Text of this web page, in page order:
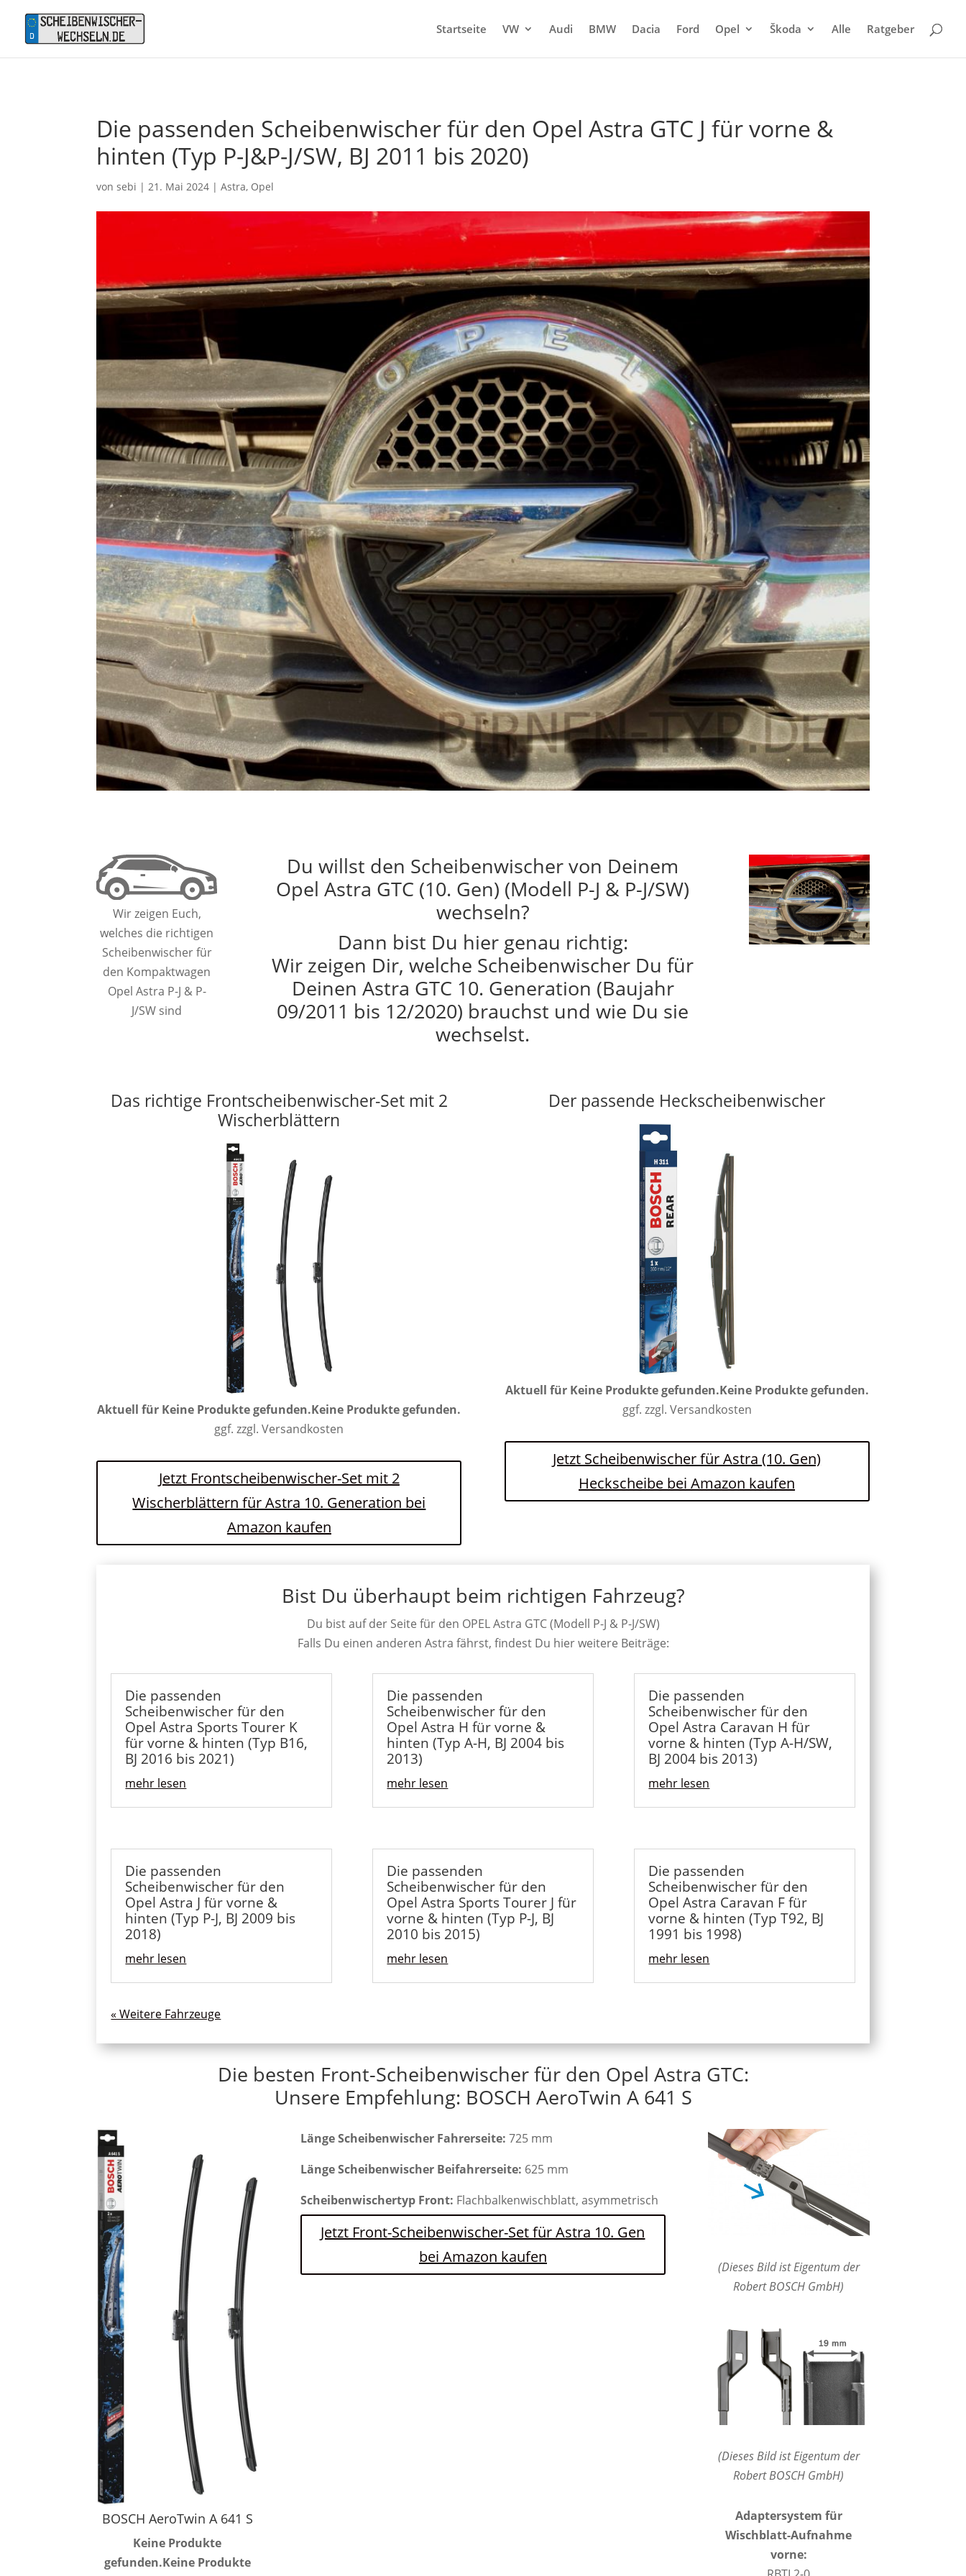
Startseite VW Audi BMW Dacia Ford Opel Škoda Alle Ratgeber
Die passenden Scheibenwischer für den Opel Astra GTC J für vorne &
hinten (Typ P-J&P-J/SW, BJ 2011 bis 2020)
vonsebi | 21. Mai 2024 |Astra, Opel
Wir zeigen Euch,
welches die richtigen
Scheibenwischer für
den Kompaktwagen
Opel Astra P-J & P-
J/SW sind
Du willst den Scheibenwischer von Deinem
Opel Astra GTC (10. Gen) (Modell P-J & P-J/SW)
wechseln?
Dann bist Du hier genau richtig:
Wir zeigen Dir, welche Scheibenwischer Du für
Deinen Astra GTC 10. Generation (Baujahr
09/2011 bis 12/2020) brauchst und wie Du sie
wechselst.
Das richtige Frontscheibenwischer-Set mit 2
Wischerblättern
Aktuell für Keine Produkte gefunden.Keine Produkte gefunden.
ggf. zzgl. Versandkosten
Jetzt Frontscheibenwischer-Set mit 2
Wischerblättern für Astra 10. Generation bei
Amazon kaufen
Der passende Heckscheibenwischer
Aktuell für Keine Produkte gefunden.Keine Produkte gefunden.
ggf. zzgl. Versandkosten
Jetzt Scheibenwischer für Astra (10. Gen)
Heckscheibe bei Amazon kaufen
Bist Du überhaupt beim richtigen Fahrzeug?
Du bist auf der Seite für den OPEL Astra GTC (Modell P-J & P-J/SW)
Falls Du einen anderen Astra fährst, findest Du hier weitere Beiträge:
Die passenden
Scheibenwischer für den
Opel Astra Sports Tourer K
für vorne & hinten (Typ B16,
BJ 2016 bis 2021)
mehr lesen
Die passenden
Scheibenwischer für den
Opel Astra J für vorne &
hinten (Typ P-J, BJ 2009 bis
2018)
mehr lesen
Die passenden
Scheibenwischer für den
Opel Astra H für vorne &
hinten (Typ A-H, BJ 2004 bis
2013)
mehr lesen
Die passenden
Scheibenwischer für den
Opel Astra Sports Tourer J für
vorne & hinten (Typ P-J, BJ
2010 bis 2015)
mehr lesen
Die passenden
Scheibenwischer für den
Opel Astra Caravan H für
vorne & hinten (Typ A-H/SW,
BJ 2004 bis 2013)
mehr lesen
Die passenden
Scheibenwischer für den
Opel Astra Caravan F für
vorne & hinten (Typ T92, BJ
1991 bis 1998)
mehr lesen
Die besten Front-Scheibenwischer für den Opel Astra GTC:
Unsere Empfehlung: BOSCH AeroTwin A 641 S
BOSCH AeroTwin A 641 S
Keine Produkte
gefunden.Keine Produkte
Länge Scheibenwischer Fahrerseite: 725 mm
Länge Scheibenwischer Beifahrerseite: 625 mm
Scheibenwischertyp Front: Flachbalkenwischblatt, asymmetrisch
Jetzt Front-Scheibenwischer-Set für Astra 10. Gen
bei Amazon kaufen
(Dieses Bild ist Eigentum der
Robert BOSCH GmbH)
(Dieses Bild ist Eigentum der
Robert BOSCH GmbH)
Adaptersystem für
Wischblatt-Aufnahme
vorne: